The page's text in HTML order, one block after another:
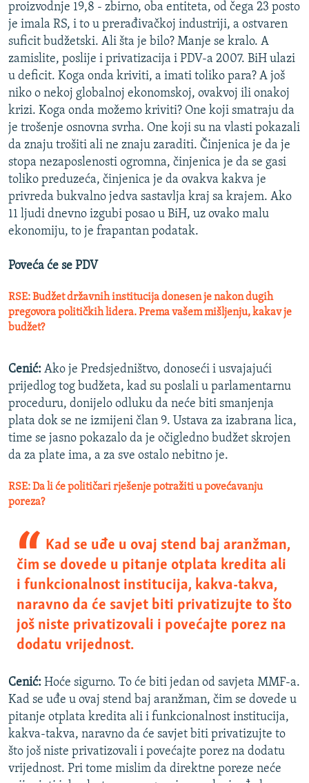
proizvodnje 19,8 - zbirno, oba entiteta, od čega 23 posto
je imala RS, i to u prerađivačkoj industriji, a ostvaren
suficit budžetski. Ali šta je bilo? Manje se kralo. A
zamislite, poslije i privatizacija i PDV-a 2007. BiH ulazi
u deficit. Koga onda kriviti, a imati toliko para? A još
niko o nekoj globalnoj ekonomskoj, ovakvoj ili onakoj
krizi. Koga onda možemo kriviti? One koji smatraju da
je trošenje osnovna svrha. One koji su na vlasti pokazali
da znaju trošiti ali ne znaju zaraditi. Činjenica je da je
stopa nezaposlenosti ogromna, činjenica je da se gasi
toliko preduzeća, činjenica je da ovakva kakva je
privreda bukvalno jedva sastavlja kraj sa krajem. Ako
11 ljudi dnevno izgubi posao u BiH, uz ovako malu
ekonomiju, to je frapantan podatak.
Poveća će se PDV
RSE: Budžet državnih institucija donesen je nakon dugih
pregovora političkih lidera. Prema vašem mišljenju, kakav je
budžet?
Cenić: Ako je Predsjedništvo, donoseći i usvajajući
prijedlog tog budžeta, kad su poslali u parlamentarnu
proceduru, donijelo odluku da neće biti smanjenja
plata dok se ne izmijeni član 9. Ustava za izabrana lica,
time se jasno pokazalo da je očigledno budžet skrojen
da za plate ima, a za sve ostalo nebitno je.
RSE: Da li će političari rješenje potražiti u povećavanju
poreza?
Kad se uđe u ovaj stend baj aranžman,
čim se dovede u pitanje otplata kredita ali
i funkcionalnost institucija, kakva-takva,
naravno da će savjet biti privatizujte to što
još niste privatizovali i povećajte porez na
dodatu vrijednost.
Cenić: Hoće sigurno. To će biti jedan od savjeta MMF-a.
Kad se uđe u ovaj stend baj aranžman, čim se dovede u
pitanje otplata kredita ali i funkcionalnost institucija,
kakva-takva, naravno da će savjet biti privatizujte to
što još niste privatizovali i povećajte porez na dodatu
vrijednost. Pri tome mislim da direktne poreze neće